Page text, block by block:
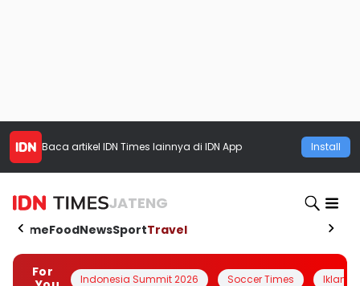
Baca artikel IDN Times lainnya di IDN App Install
JATENG
HomeFoodNewsSportTravel
For
Indonesia Summit 2026 Soccer Times Iklanin